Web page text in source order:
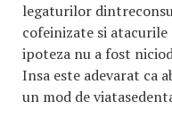
legaturilor
cofeinizate si atacurile
ipoteza nu a fost
Insa este adevarat ca
un mod de